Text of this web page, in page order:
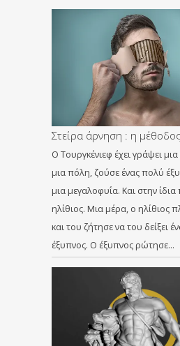
Στείρα άρνηση : η
Ο Τουργκένιεφ έχει γράψει
μια πόλη, ζούσε ένας πολύ
μια μεγαλοφυΐα. Και στην
ηλίθιος. Μια μέρα, ο ηλίθιος
και του ζήτησε να του δείξει
έξυπνος. Ο έξυπνος ρώτησε…